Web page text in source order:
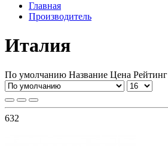
Главная
Производитель
Италия
По умолчанию Название Цена Рейтинг
632